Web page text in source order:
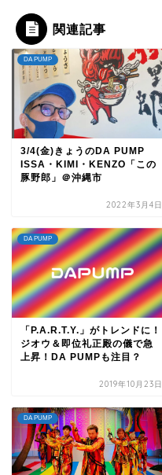
関連記事
DA PUMP
3/4(金)きょうのDA PUMP
ISSA・KIMI・KENZO「この
豚野郎」＠沖縄市
2022年3月4日
DA PUMP
「P.A.R.T.Y.」がトレンドに！
ジオウ＆即位礼正殿の儀で急
上昇！DA PUMPも注目？
2019年10月23日
DA PUMP